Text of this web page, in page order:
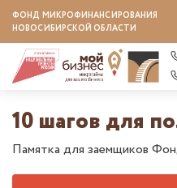
ФОНД МИКРОФИНАНСИРОВАНИЯ
НОВОСИБИРСКОЙ ОБЛАСТИ
10 шагов для
Памятка для заемщиков